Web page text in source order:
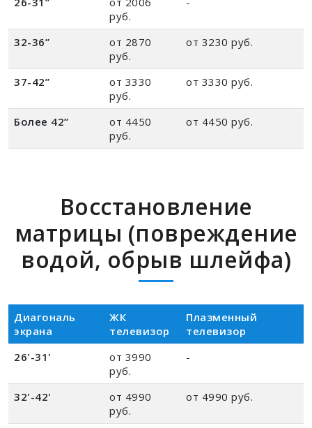
руб.
32-36”
от 2870
руб.
от 3230 руб.
37-42”
от 3330
руб.
от 3330 руб.
Более 42”
от 4450
руб.
от 4450 руб.
Восстановление
матрицы (повреждение
водой, обрыв шлейфа)
Диагональ
экрана
ЖК
телевизор
Плазменный
телевизор
26'-31'
от 3990
руб.
-
32'-42'
от 4990
руб.
от 4990 руб.